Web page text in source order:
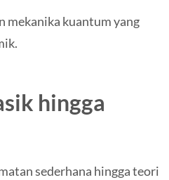
mekanika kuantum yang
hingga
sederhana hingga teori